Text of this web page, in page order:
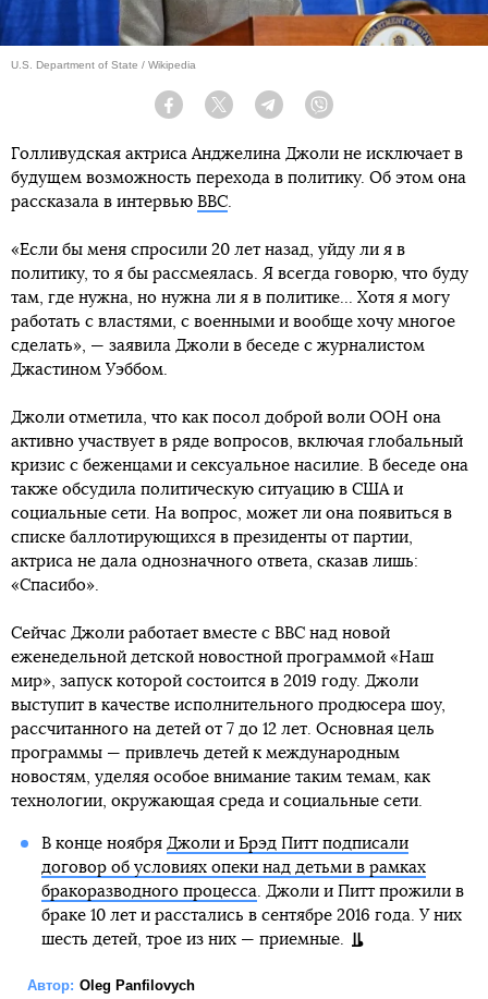
U.S. Department of State / Wikipedia
Facebook Twitter Telegram
Голливудская актриса Анджелина Джоли не исключает в
будущем возможность перехода в политику. Об этом она
рассказала в интервью ВВС.
«Если бы меня спросили 20 лет назад, уйду ли я в
политику, то я бы рассмеялась. Я всегда говорю, что буду
там, где нужна, но нужна ли я в политике... Хотя я могу
работать с властями, с военными и вообще хочу многое
сделать», — заявила Джоли в беседе с журналистом
Джастином Уэббом.
Джоли отметила, что как посол доброй воли ООН она
активно участвует в ряде вопросов, включая глобальный
кризис с беженцами и сексуальное насилие. В беседе она
также обсудила политическую ситуацию в США и
социальные сети. На вопрос, может ли она появиться в
списке баллотирующихся в президенты от партии,
актриса не дала однозначного ответа, сказав лишь:
«Спасибо».
Сейчас Джоли работает вместе с ВВС над новой
еженедельной детской новостной программой «Наш
мир», запуск которой состоится в 2019 году. Джоли
выступит в качестве исполнительного продюсера шоу,
рассчитанного на детей от 7 до 12 лет. Основная цель
программы — привлечь детей к международным
новостям, уделяя особое внимание таким темам, как
технологии, окружающая среда и социальные сети.
В конце ноября Джоли и Брэд Питт подписали
договор об условиях опеки над детьми в рамках
бракоразводного процесса. Джоли и Питт прожили в
браке 10 лет и расстались в сентябре 2016 года. У них
шесть детей, трое из них — приемные.
Автор: Oleg Panfilovych